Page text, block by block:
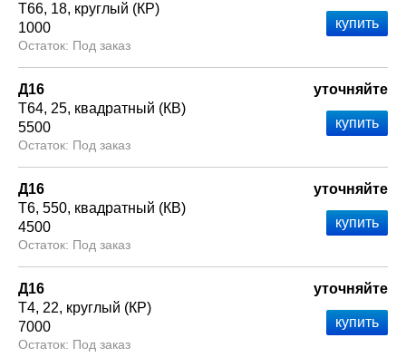
Т66 18 круглый (КР)
1000
Под заказ
Д16
Т64 25 квадратный (КВ)
5500
Под заказ
уточняйте
Д16
Т6 550 квадратный (КВ)
4500
Под заказ
уточняйте
Д16
Т4 22 круглый (КР)
7000
Под заказ
уточняйте